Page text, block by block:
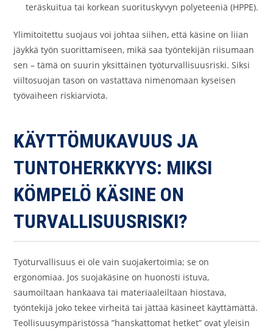
teräskuitua tai korkean suorituskyvyn polyeteeniä (HPPE).
Ylimitoitettu suojaus voi johtaa siihen, että käsine on liian
jäykkä työn suorittamiseen, mikä saa työntekijän riisumaan
sen – tämä on suurin yksittäinen työturvallisuusriski. Siksi
viiltosuojan tason on vastattava nimenomaan kyseisen
työvaiheen riskiarviota.
KÄYTTÖMUKAVUUS JA
TUNTOHERKKYYS: MIKSI
KÖMPELÖ KÄSINE ON
TURVALLISUUSRISKI?
Työturvallisuus ei ole vain suojakertoimia; se on
ergonomiaa. Jos suojakäsine on huonosti istuva,
saumoiltaan hankaava tai materiaaleiltaan hiostava,
työntekijä joko tekee virheitä tai jättää käsineet käyttämättä.
Teollisuusympäristössä ”hanskattomat hetket” ovat yleisin